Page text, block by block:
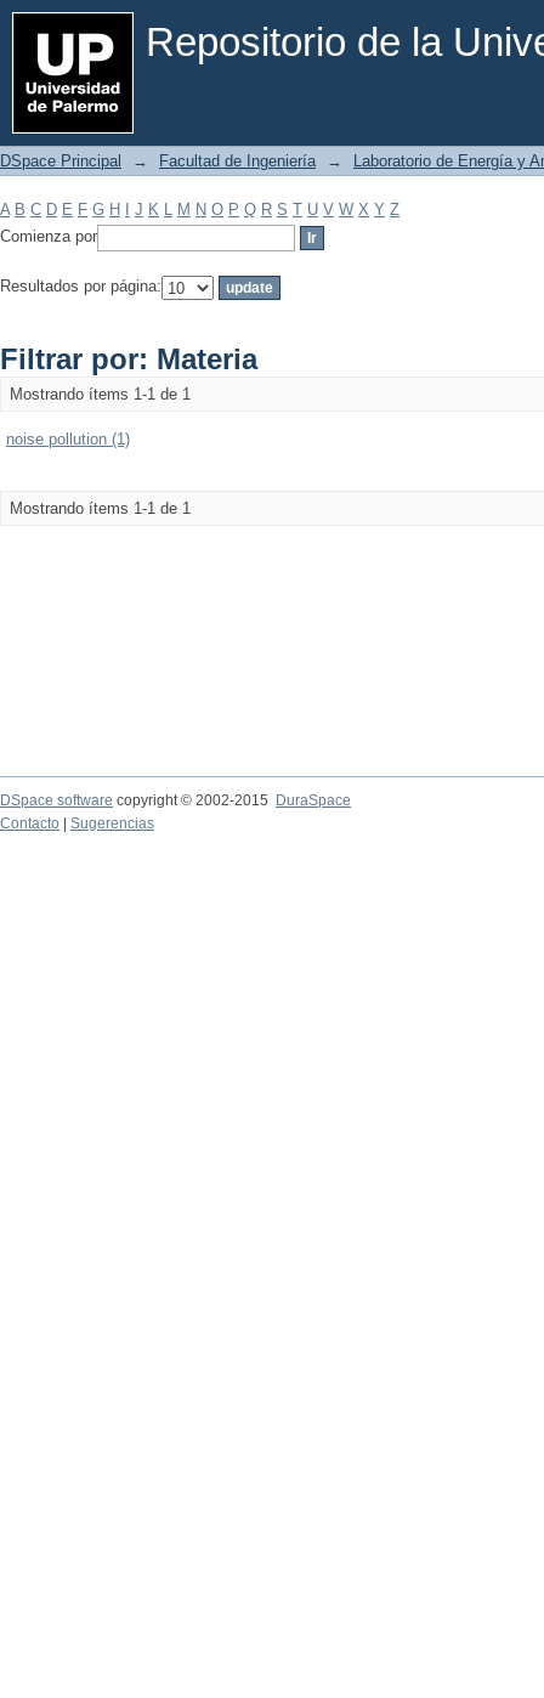
Repositorio de la
Filtrar por: Materia
DSpace Principal → Facultad de Ingeniería → Laboratorio de Energía y
A B C D E F G H J K L M N O P Q R S T U V W X Y Z
Comienza por
Resultados por página:
Filtrar por: Materia
Mostrando ítems 1-1 de 1
noise pollution (1)
Mostrando ítems 1-1 de 1
DSpace software copyright © 2002-2015
DuraSpace
Contacto
Sugerencias